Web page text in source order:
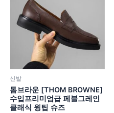
신발
톰브라운 [THOM BROWNE]
수입프리미엄급 페블그레인
클래식 윙팁 슈즈